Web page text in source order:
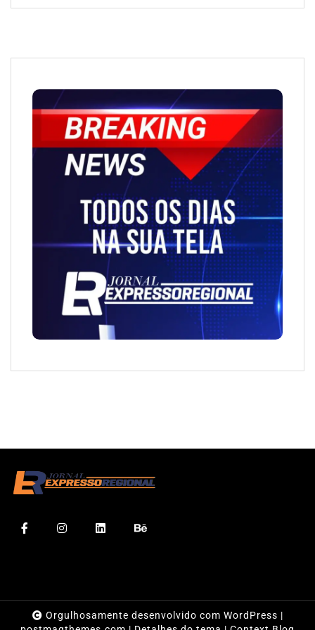
Orgulhosamente desenvolvido com WordPress |